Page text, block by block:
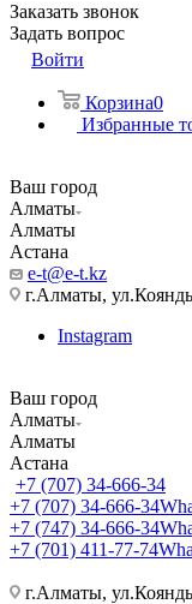
Заказать звонок
Задать вопрос
Войти
Корзина0
Избранные
Ваш город
Алматы
Алматы
Астана
e-t@e-t.kz
г.Алматы,
Instagram
Ваш город
Алматы
Алматы
Астана
+7 (707) 34-666-34
+7 (707) 34-666-34
+7 (747) 34-666-34
+7 (701) 411-77-74
г.Алматы,